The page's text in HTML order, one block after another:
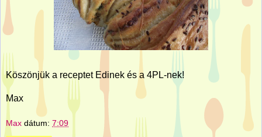
Köszönjük a receptet Edinek és a 4PL-nek!
Max
Max dátum: 7:09